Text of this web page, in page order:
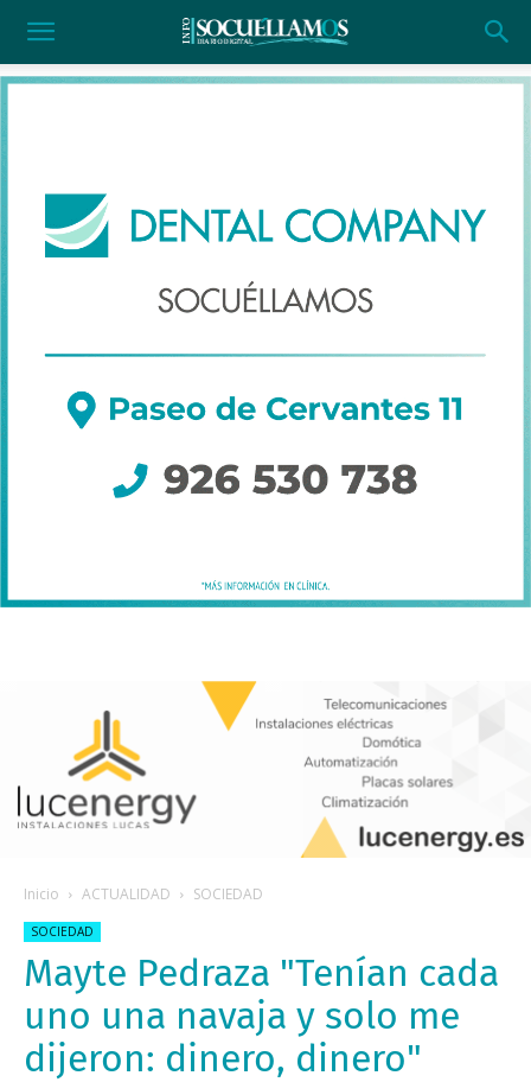
Inicio ACTUALIDAD SOCIEDAD
SOCIEDAD
Mayte Pedraza "Tenían cada
uno una navaja y solo me
dijeron: dinero, dinero"